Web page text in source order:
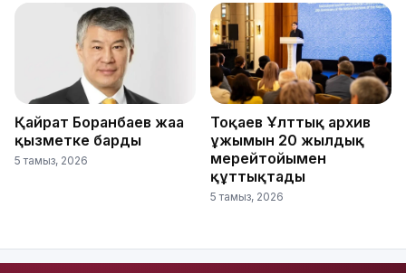
Қайрат Боранбаев жаңа
қызметке барды
5 тамыз, 2026
Тоқаев Ұлттық архив
ұжымын 20 жылдық
мерейтойымен
құттықтады
5 тамыз, 2026